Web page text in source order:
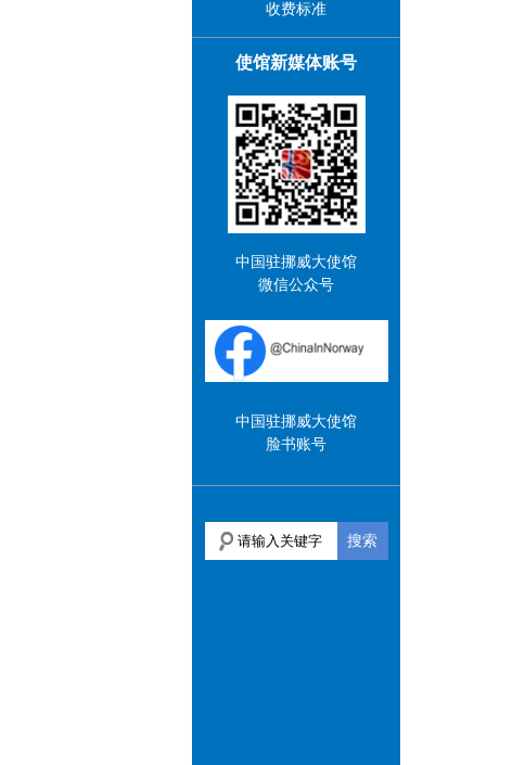
收费标准
使馆新媒体账号
中国驻挪威大使馆
微信公众号
中国驻挪威大使馆
脸书账号
搜索